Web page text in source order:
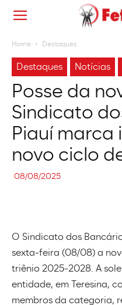
Home Destaques
Destaques Notícias
Posse da
Sindicato
Piauí marca
novo ciclo
08/08/2025
O Sindicato dos
sexta-feira (08/08) a
triênio 2025-2028. A
entidade, em Teresina,
membros da categoria,